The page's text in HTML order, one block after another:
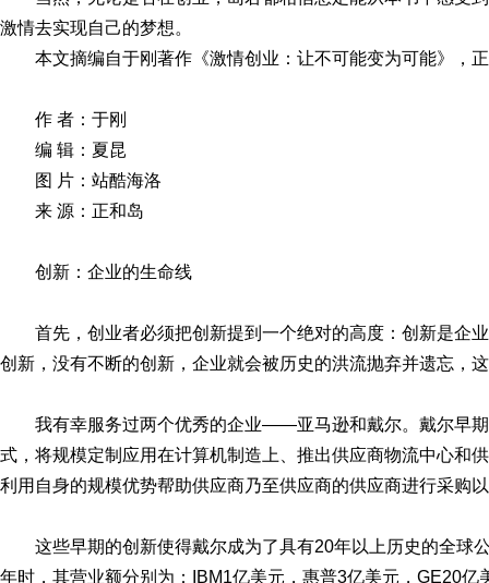
激情去实现自己的梦想。
本文摘编自于刚著作《激情创业：让不可能变为可能》，
作 者：于刚
编 辑：夏昆
图 片：站酷海洛
来 源：正和岛
创新：企业的生命线
首先，创业者必须把创新提到一个绝对的高度：创新是企
创新，没有不断的创新，企业就会被历史的洪流抛弃并遗忘，
我有幸服务过两个优秀的企业——亚马逊和戴尔。戴尔早
式，将规模定制应用在计算机制造上、推出供应商物流中心和
利用自身的规模优势帮助供应商乃至供应商的供应商进行采购
这些早期的创新使得戴尔成为了具有20年以上历史的全球
年时，其营业额分别为：IBM1亿美元，惠普3亿美元，GE20